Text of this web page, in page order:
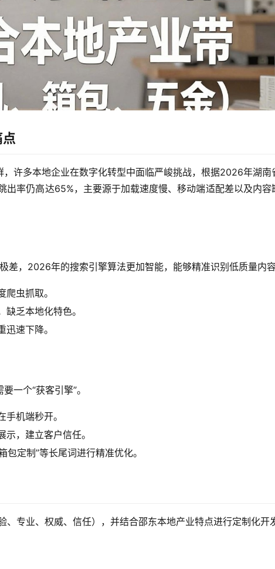
，许多本地企业在数字化转型中面临严峻挑战，根据2026年湖南
出率仍高达65%，主要源于加载速度慢、移动端适配差以及内容
差，2026年的搜索引擎算法更加智能，能够精准识别低质量内
虫抓取。
乏本地化特色。
速下降。
一个“获客引擎”。
机端秒开。
，建立客户信任。
包定制”等长尾词进行精准优化。
专业、权威、信任），并结合邵东本地产业特点进行定制化开